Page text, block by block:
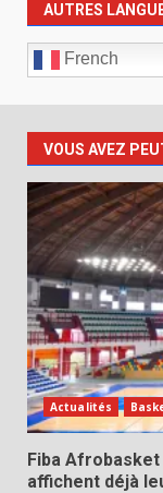
AUTRES
French
VOUS AVEZ
Actualités
Fiba Afrobasket
affichent déjà